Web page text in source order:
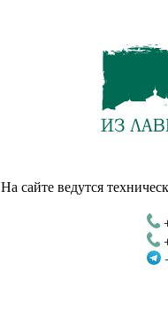
На сайте ведутся